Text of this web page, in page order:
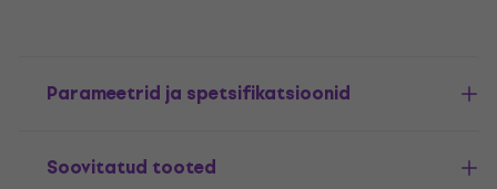
Parameetrid ja spetsifikatsioonid
Soovitatud tooted